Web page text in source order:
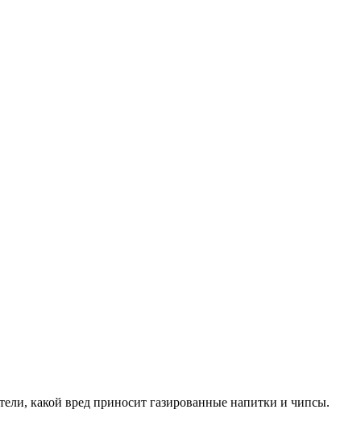
какой вред приносит газированные напитки и чипсы.